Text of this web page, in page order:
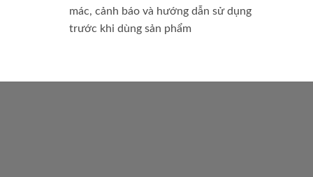
mác, cảnh báo và hướng dẫn sử dụng
trước khi dùng sản phẩm